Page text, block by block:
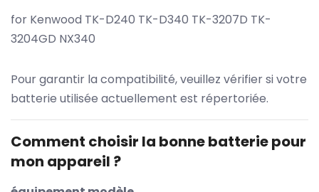
for Kenwood TK-D240 TK-D340 TK-3207D TK-
3204GD NX340
Pour garantir la compatibilité, veuillez vérifier si votre
batterie utilisée actuellement est répertoriée.
Comment choisir la bonne batterie pour
mon appareil ?